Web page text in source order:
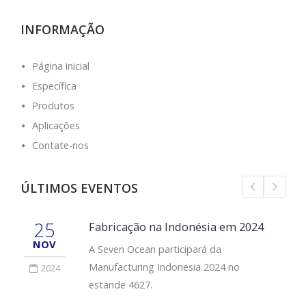
INFORMAÇÃO
Página inicial
Específica
Produtos
Aplicações
Contate-nos
ÚLTIMOS EVENTOS
25
NOV
2024
Fabricação na Indonésia em 2024
A Seven Ocean participará da
Manufacturing Indonesia 2024 no
estande 4627.